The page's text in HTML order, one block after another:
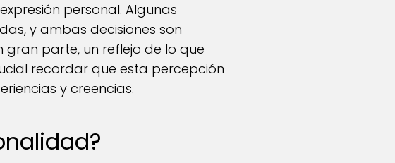
personal. Algunas
y ambas decisiones son
gran parte, un reflejo de lo que
recordar que esta percepción
y creencias.